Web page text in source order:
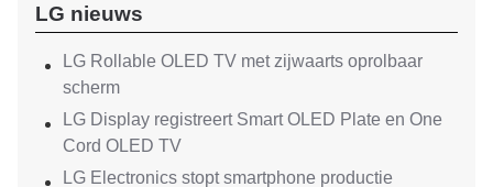
LG nieuws
LG Rollable OLED TV met zijwaarts oprolbaar
scherm
LG Display registreert Smart OLED Plate en One
Cord OLED TV
LG Electronics stopt smartphone productie